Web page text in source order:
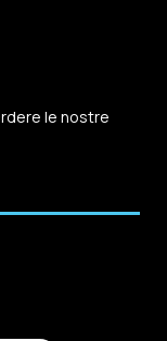
le nostre